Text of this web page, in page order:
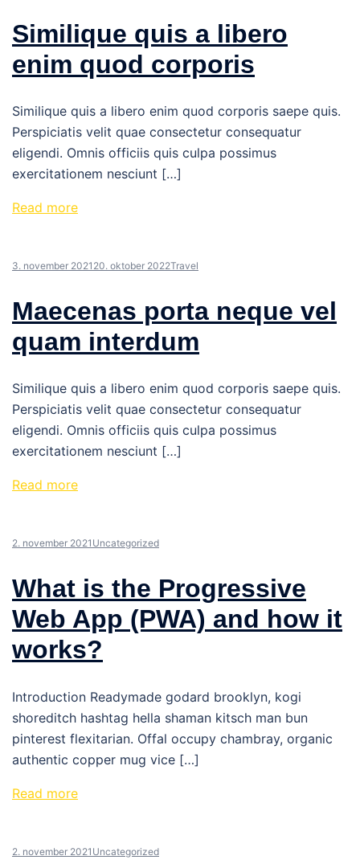
Similique quis a libero
enim quod corporis
Similique quis a libero enim quod corporis saepe quis.
Perspiciatis velit quae consectetur consequatur
eligendi. Omnis officiis quis culpa possimus
exercitationem nesciunt […]
Read more
3. november 2021 20. oktober 2022Travel
Maecenas porta neque vel
quam interdum
Similique quis a libero enim quod corporis saepe quis.
Perspiciatis velit quae consectetur consequatur
eligendi. Omnis officiis quis culpa possimus
exercitationem nesciunt […]
Read more
2. november 2021 Uncategorized
What is the Progressive
Web App (PWA) and how it
works?
Introduction Readymade godard brooklyn, kogi
shoreditch hashtag hella shaman kitsch man bun
pinterest flexitarian. Offal occupy chambray, organic
authentic copper mug vice […]
Read more
2. november 2021 Uncategorized